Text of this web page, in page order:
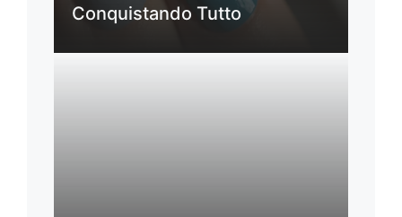
Conquistando Tutto